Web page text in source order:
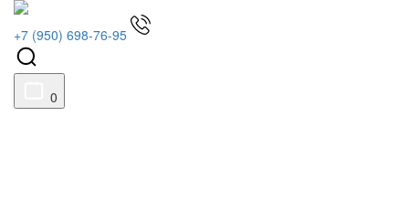
+7 (950) 698-76-95
0